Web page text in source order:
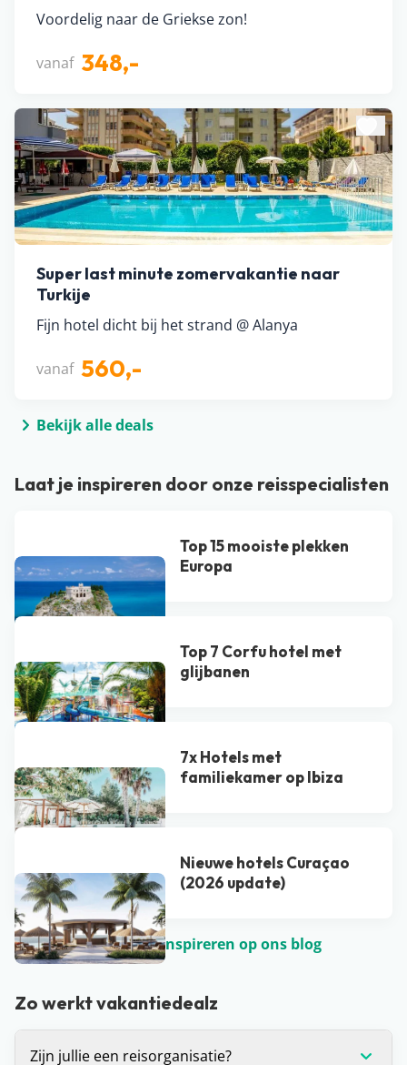
Voordelig naar de Griekse zon!
vanaf 348,-
Super last minute zomervakantie naar
Turkije
Fijn hotel dicht bij het strand @ Alanya
vanaf 560,-
Bekijk alle deals
Laat je inspireren door onze reisspecialisten
Top 15 mooiste plekken
Europa
Top 7 Corfu hotel met
glijbanen
7x Hotels met
familiekamer op Ibiza
Nieuwe hotels Curaçao
(2026 update)
Laat je nog meer inspireren op ons blog
Zo werkt vakantiedealz
Zijn jullie een reisorganisatie?